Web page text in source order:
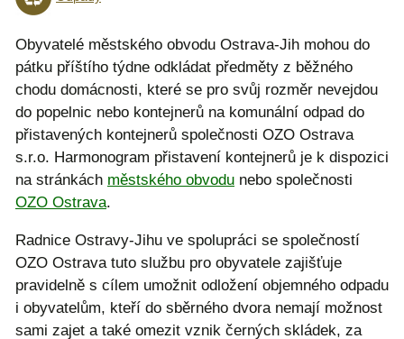
Obyvatelé městského obvodu Ostrava-Jih mohou do
pátku příštího týdne odkládat předměty z běžného
chodu domácnosti, které se pro svůj rozměr nevejdou
do popelnic nebo kontejnerů na komunální odpad do
přistavených kontejnerů společnosti OZO Ostrava
s.r.o. Harmonogram přistavení kontejnerů je k dispozici
na stránkách městského obvodu nebo společnosti
OZO Ostrava.
Radnice Ostravy-Jihu ve spolupráci se společností
OZO Ostrava tuto službu pro obyvatele zajišťuje
pravidelně s cílem umožnit odložení objemného odpadu
i obyvatelům, kteří do sběrného dvora nemají možnost
sami zajet a také omezit vznik černých skládek, za